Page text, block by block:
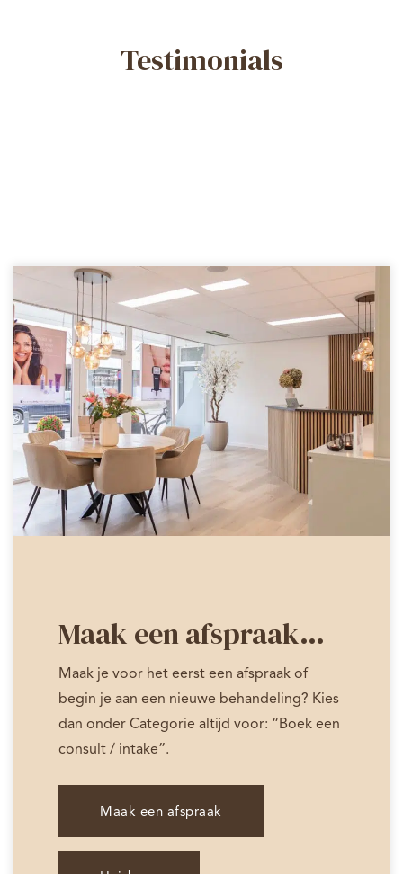
Testimonials
Maak een afspraak…
Maak je voor het eerst een afspraak of
begin je aan een nieuwe behandeling? Kies
dan onder Categorie altijd voor: “Boek een
consult / intake”.
Maak een afspraak